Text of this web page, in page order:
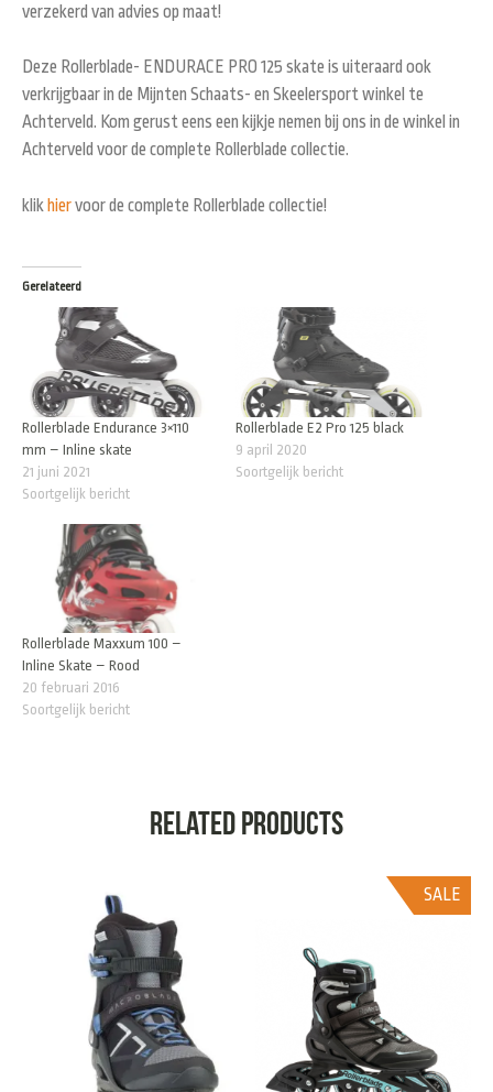
verzekerd van advies op maat!
Deze Rollerblade- ENDURACE PRO 125 skate is uiteraard ook
verkrijgbaar in de Mijnten Schaats- en Skeelersport winkel te
Achterveld. Kom gerust eens een kijkje nemen bij ons in de winkel in
Achterveld voor de complete Rollerblade collectie.
klik hiervoor de complete Rollerblade collectie!
Gerelateerd
Rollerblade Endurance 3×110
mm – Inline skate
21 juni 2021
Soortgelijk bericht
Rollerblade E2 Pro 125 black
9 april 2020
Soortgelijk bericht
Rollerblade Maxxum 100 –
Inline Skate – Rood
20 februari 2016
Soortgelijk bericht
Related products
SALE